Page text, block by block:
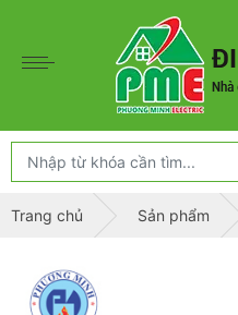
Trang chủ Sản phẩm